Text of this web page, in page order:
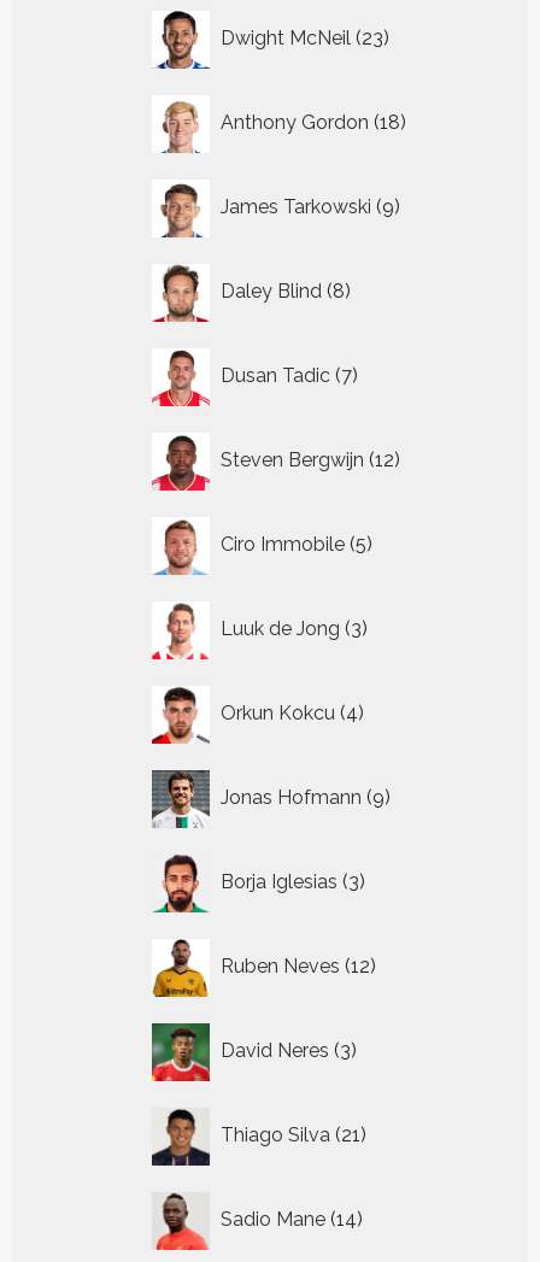
Dwight McNeil 23
producten
Anthony Gordon 18
producten
James Tarkowski 9
producten
Daley Blind 8
producten
Dusan Tadic 7
producten
Steven Bergwijn 12
producten
Ciro Immobile 5
producten
Luuk de Jong 3
producten
Orkun Kokcu 4
producten
Jonas Hofmann 9
producten
Borja Iglesias 3
producten
Ruben Neves 12
producten
David Neres 3
producten
Thiago Silva 21
producten
Sadio Mane 14
producten